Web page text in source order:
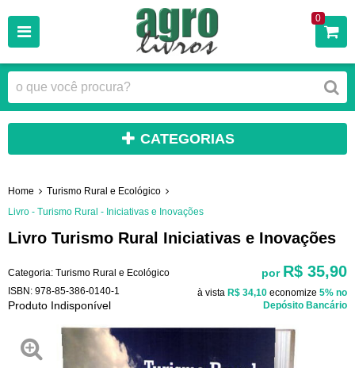
0
CATEGORIAS
Home
Turismo Rural e Ecológico
Livro - Turismo Rural - Iniciativas e Inovações
Livro Turismo Rural Iniciativas e Inovações
Categoria: Turismo Rural e Ecológico
ISBN: 978-85-386-0140-1
Produto Indisponível
por R$ 35,90
à vista R$ 34,10 economize 5% no
Depósito Bancário